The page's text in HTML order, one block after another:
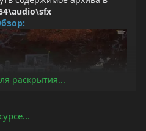
раскрытия...